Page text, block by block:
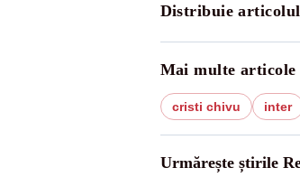
Distribuie articolul
Mai multe articole
cristi chivu inter
Urmărește știrile